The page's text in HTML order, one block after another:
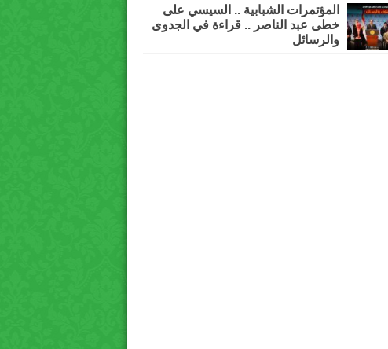
المؤتمرات الشبابية .. السيسي على
خطى عبد الناصر .. قراءة في الجدوى
والرسائل